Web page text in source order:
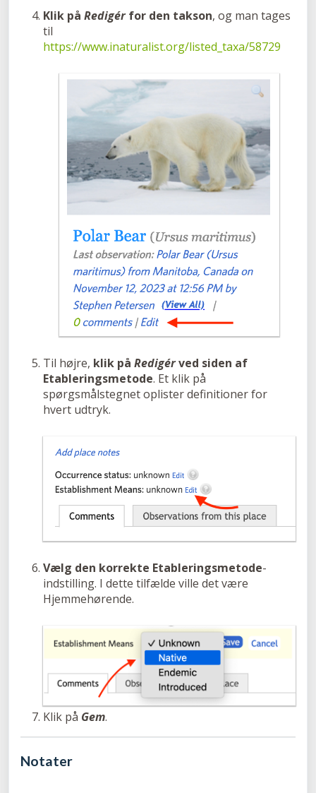
Klik på Redigérfor den takson, og man tages
til
https://www.inaturalist.org/listed_taxa/58729
Til højre, klik på Redigérved siden af
Etableringsmetode. Et klik på
spørgsmålstegnet oplister definitioner for
hvert udtryk.
Vælg den korrekte Etableringsmetode-
indstilling. I dette tilfælde ville det være
Hjemmehørende.
Klik på Gem.
Notater